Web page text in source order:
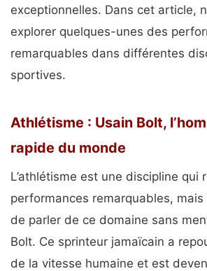
exceptionnelles. Dans cet article,
explorer quelques-unes des
remarquables dans différentes
sportives.
Athlétisme : Usain Bolt,
rapide du monde
L’athlétisme est une discipline qui
performances remarquables,
de parler de ce domaine sans
Bolt. Ce sprinteur jamaïcain a
de la vitesse humaine et est